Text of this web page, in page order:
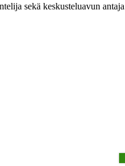
sekä keskusteluavun